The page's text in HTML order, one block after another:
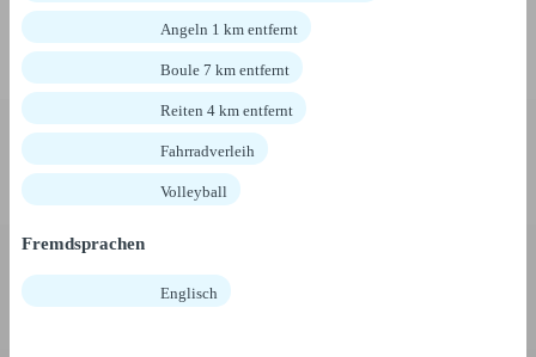
Angeln 1 km entfernt
Boule 7 km entfernt
Reiten 4 km entfernt
Fahrradverleih
Volleyball
Fremdsprachen
Englisch